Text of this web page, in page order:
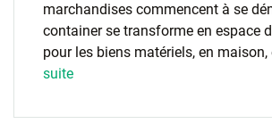
marchandises commencent à se
container se transforme en espace
pour les biens matériels, en maison,
suite